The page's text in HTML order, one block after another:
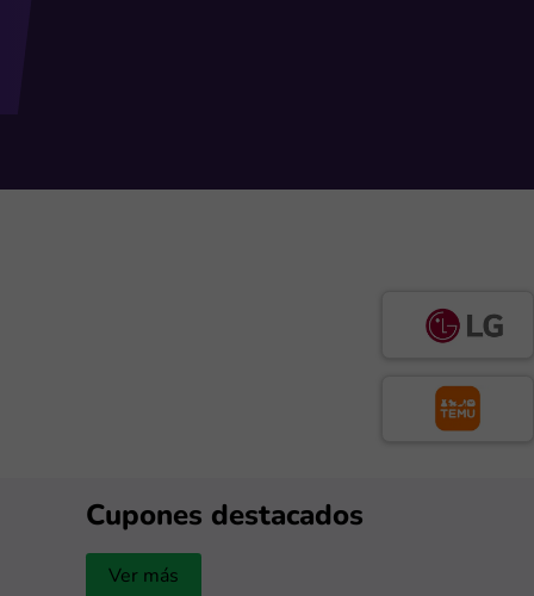
Cupones destacados
Ver más